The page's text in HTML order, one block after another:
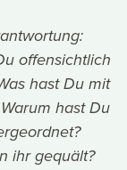
offensichtlich
hast Du mit
hast Du
ihr gequält?